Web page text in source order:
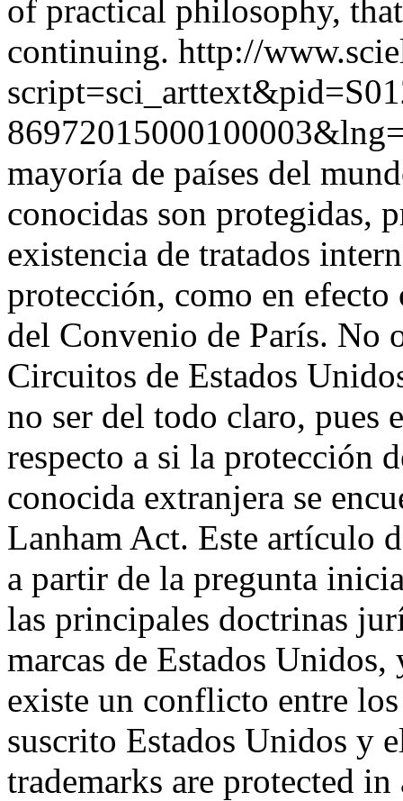
of practical philosophy,
continuing. http://
mayoría de países del
conocidas son protegidas,
existencia de tratados
protección, como en
del Convenio de París. No
Circuitos de Estados
no ser del todo claro, pues
respecto a si la protección
conocida extranjera se
Lanham Act. Este artículo
a partir de la pregunta
las principales doctrinas
marcas de Estados
existe un conflicto entre
suscrito Estados Unidos y
trademarks are protected